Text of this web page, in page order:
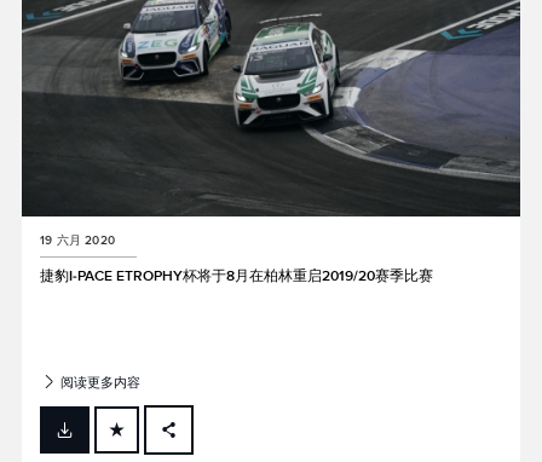
19 六月 2020
捷豹I‑PACE ETROPHY杯将于8月在柏林重启2019/20赛季比赛
阅读更多内容
FACEBOOK